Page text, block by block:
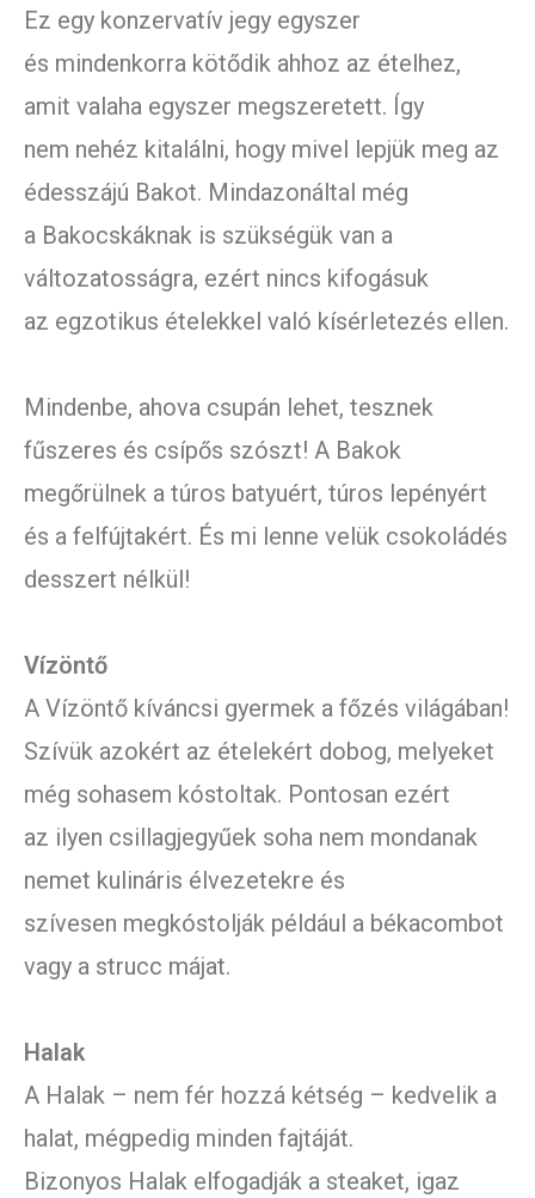
Ez egy konzervatív jegy egyszer
és mindenkorra kötődik ahhoz az ételhez,
amit valaha egyszer megszeretett. Így
nem nehéz kitalálni, hogy mivel lepjük meg az
édesszájú Bakot. Mindazonáltal még
a Bakocskáknak is szükségük van a
változatosságra, ezért nincs kifogásuk
az egzotikus ételekkel való kísérletezés ellen.
Mindenbe, ahova csupán lehet, tesznek
fűszeres és csípős szószt! A Bakok
megőrülnek a túros batyuért, túros lepényért
és a felfújtakért. És mi lenne velük csokoládés
desszert nélkül!
Vízöntő
A Vízöntő kíváncsi gyermek a főzés világában!
Szívük azokért az ételekért dobog, melyeket
még sohasem kóstoltak. Pontosan ezért
az ilyen csillagjegyűek soha nem mondanak
nemet kulináris élvezetekre és
szívesen megkóstolják például a békacombot
vagy a strucc májat.
Halak
A Halak – nem fér hozzá kétség – kedvelik a
halat, mégpedig minden fajtáját.
Bizonyos Halak elfogadják a steaket, igaz